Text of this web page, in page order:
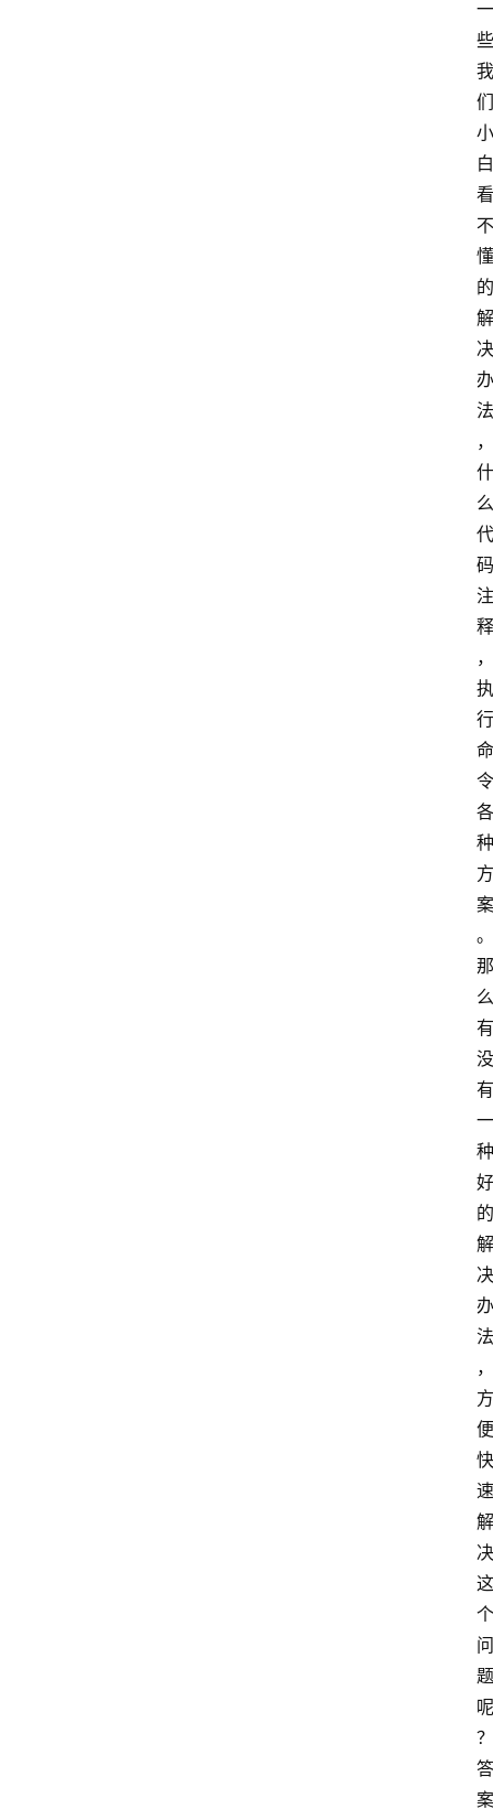
一
些
我
们
小
白
看
不
懂
的
解
决
办
法
，
什
么
代
码
注
释
，
执
行
命
令
各
种
方
案
。
那
么
有
没
有
一
种
好
的
解
决
办
法
，
方
便
快
速
解
决
这
个
问
题
呢
？
答
案